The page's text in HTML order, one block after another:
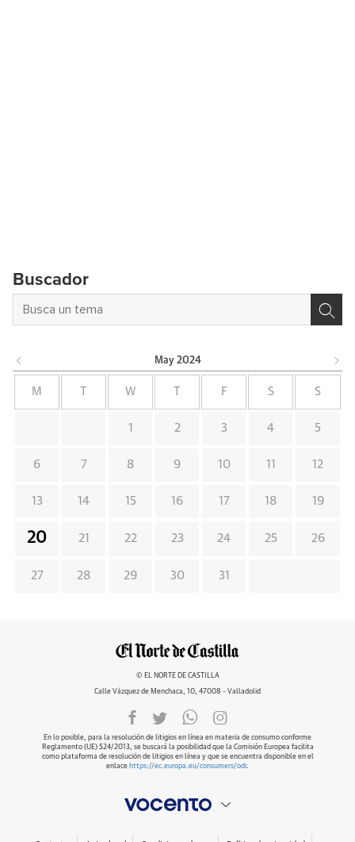
Buscador
May 2024
M W F S S
1 2 3 4 5
6 7 8 9 10 11 12
13 14 15 16 17 18 19
20 21 22 23 24 25 26
27 28 29 30 31
© EL NORTE DE CASTILLA
Calle Vázquez de Menchaca, 10, 47008 - Valladolid
En lo posible, para la resolución de litigios en línea en materia de consumo conforme
Reglamento (UE) 524/2013, se buscará la posibilidad que la Comisión Europea facilita
como plataforma de resolución de litigios en línea y que se encuentra disponible en el
enlace https://ec.europa.eu/consumers/odr.